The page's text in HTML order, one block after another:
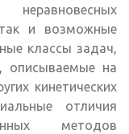
и возможные
классы задач,
описываемые на
кинетических
отличия
методов